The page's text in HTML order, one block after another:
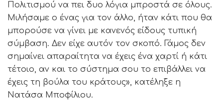
Πολιτισμού να πει δυο λόγια μπροστά σε όλους.
Μιλήσαμε ο ένας για τον άλλο, ήταν κάτι που θα
μπορούσε να γίνει με κανενός είδους τυπική
σύμβαση. Δεν είχε αυτόν τον σκοπό. Γάμος δεν
σημαίνει απαραίτητα να έχεις ένα χαρτί ή κάτι
τέτοιο, αν και το σύστημα σου το επιβάλλει να
έχεις τη βούλα του κράτους», κατέληξε η
Νατάσα Μποφίλιου.